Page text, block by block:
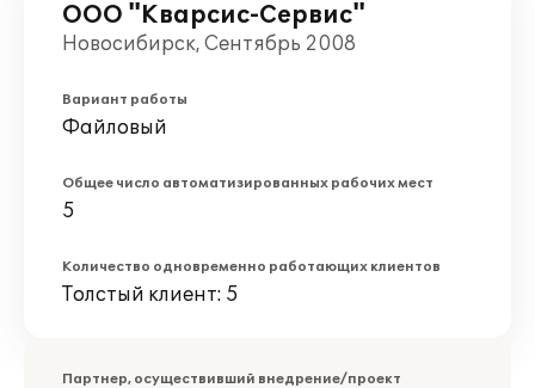
ООО "Кварсис-Сервис"
Новосибирск, Сентябрь 2008
Вариант работы
Файловый
Общее число автоматизированных рабочих мест
5
Количество одновременно работающих клиентов
Толстый клиент: 5
Партнер, осуществивший внедрение/проект